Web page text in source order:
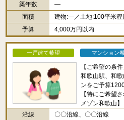
築年数
―
面積
建物:―／土地:100平米程
予算
4,000万円以内
一戸建て希望 マンション
【ご希望の条件
和歌山駅、和
ンをご予算
【特にご希望
メゾン和歌山】
沿線
〇〇沿線、〇〇沿線